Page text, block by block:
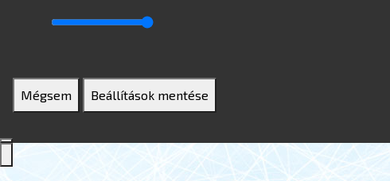
Mégsem Beállítások mentése